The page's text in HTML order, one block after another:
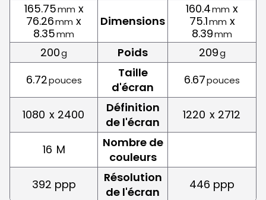
165.75mm x
76.26mm x
8.35mm
Dimensions
160.4mm x
75.1mm x
8.39mm
200g Poids 209g
6.72pouces
Taille
d'écran
6.67pouces
1080 x 2400
Définition
de l'écran
1220 x 2712
16 M
Nombre de
couleurs
392 ppp
Résolution
de l'écran
446 ppp